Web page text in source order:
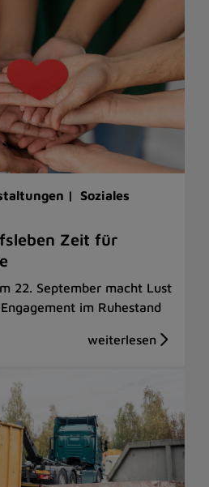
| Soziales
Zeit für
22. September macht Lust
im Ruhestand